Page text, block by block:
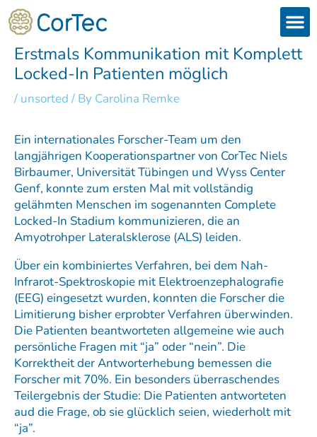
Skip
to
content
Erstmals Kommunikation mit Komplett
Locked-In Patienten möglich
/ unsorted / By Carolina Remke
Ein internationales Forscher-Team um den
langjährigen Kooperationspartner von CorTec Niels
Birbaumer, Universität Tübingen und Wyss Center
Genf, konnte zum ersten Mal mit vollständig
gelähmten Menschen im sogenannten Complete
Locked-In Stadium kommunizieren, die an
Amyotrohper Lateralsklerose (ALS) leiden.
Über ein kombiniertes Verfahren, bei dem Nah-
Infrarot-Spektroskopie mit Elektroenzephalografie
(EEG) eingesetzt wurden, konnten die Forscher die
Limitierung bisher erprobter Verfahren überwinden.
Die Patienten beantworteten allgemeine wie auch
persönliche Fragen mit “ja” oder “nein”. Die
Korrektheit der Antworterhebung bemessen die
Forscher mit 70%. Ein besonders überraschendes
Teilergebnis der Studie: Die Patienten antworteten
aud die Frage, ob sie glücklich seien, wiederholt mit
“ja”.